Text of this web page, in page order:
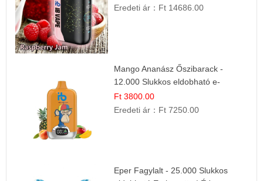
Eredeti ár： Ft 14686.00
Mango Ananász Őszibarack -
12.000 Slukkos eldobható e-
Cigaretta
Ft 3800.00
Eredeti ár： Ft 7250.00
Eper Fagylalt - 25.000 Slukkos